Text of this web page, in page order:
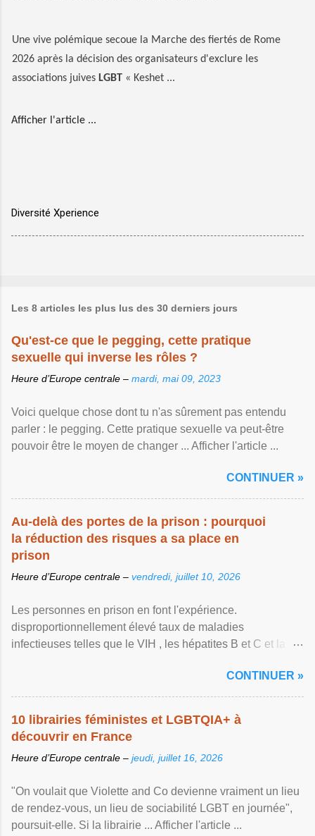
Une vive polémique secoue la Marche des fiertés de Rome
2026 après la décision des organisateurs d'exclure les
associations juives LGBT « Keshet ...
Afficher l'article ...
Diversité Xperience
Les 8 articles les plus lus des 30 derniers jours
Qu'est-ce que le pegging, cette pratique
sexuelle qui inverse les rôles ?
Heure d’Europe centrale – mardi, mai 09, 2023
Voici quelque chose dont tu n'as sûrement pas entendu
parler : le pegging. Cette pratique sexuelle va peut-être
pouvoir être le moyen de changer ... Afficher l'article ...
CONTINUER »
Au-delà des portes de la prison : pourquoi
la réduction des risques a sa place en
prison
Heure d’Europe centrale – vendredi, juillet 10, 2026
Les personnes en prison en font l'expérience.
disproportionnellement élevé taux de maladies
infectieuses telles que le VIH , les hépatites B et C et la ...
CONTINUER »
10 librairies féministes et LGBTQIA+ à
découvrir en France
Heure d’Europe centrale – jeudi, juillet 16, 2026
"On voulait que Violette and Co devienne vraiment un lieu
de rendez-vous, un lieu de sociabilité LGBT en journée",
poursuit-elle. Si la librairie ... Afficher l'article ...